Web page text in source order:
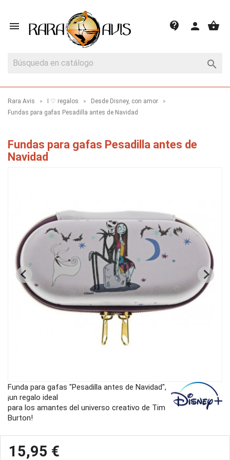
 shopping_basket
person
contact_support

Rara Avis I ♡ regalos
Desde Disney, con amor
Fundas para gafas Pesadilla antes de Navidad
Fundas para gafas Pesadilla antes de
Navidad
Funda para gafas "Pesadilla antes de Navidad",
¡un regalo ideal
para los amantes del universo creativo de Tim
Burton!
15,95 €